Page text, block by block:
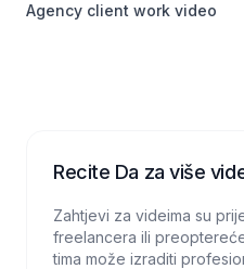
Agency client work video
Recite Da za više
Zahtjevi za videima su
freelancera ili
tima može izraditi